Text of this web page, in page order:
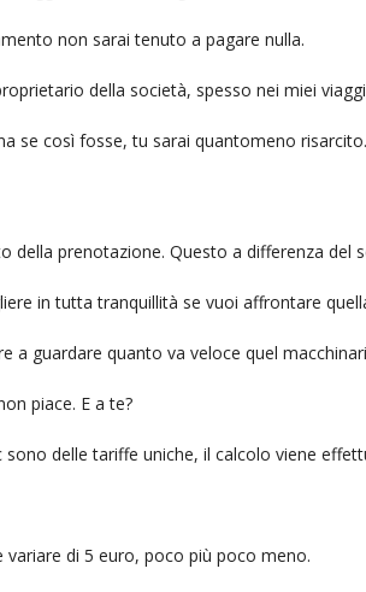
non sarai tenuto a pagare nulla.
della società, spesso nei miei
se così fosse, tu sarai quantomeno risarcito.
prenotazione. Questo a differenza del
in tutta tranquillità se vuoi affrontare
a guardare quanto va veloce quel
piace. E a te?
delle tariffe uniche, il calcolo viene
di 5 euro, poco più poco meno.